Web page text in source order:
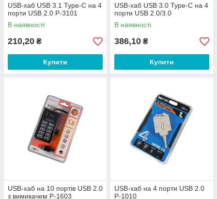
USB-хаб USB 3.1 Type-C на 4
порти USB 2.0 P-3101
В наявності
210,20 ₴
Купити
USB-хаб USB 3.0 Type-C на 4
порти USB 2.0/3.0
В наявності
386,10 ₴
Купити
USB-хаб на 10 портів USB 2.0
з вимикачем P-1603
USB-хаб на 4 порти USB 2.0
P-1010